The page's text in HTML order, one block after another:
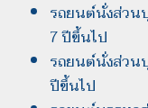
รถยนต์นั่งส่วน
7 ปีขึ้นไป
รถยนต์นั่งส่วน
ปีขึ้นไป